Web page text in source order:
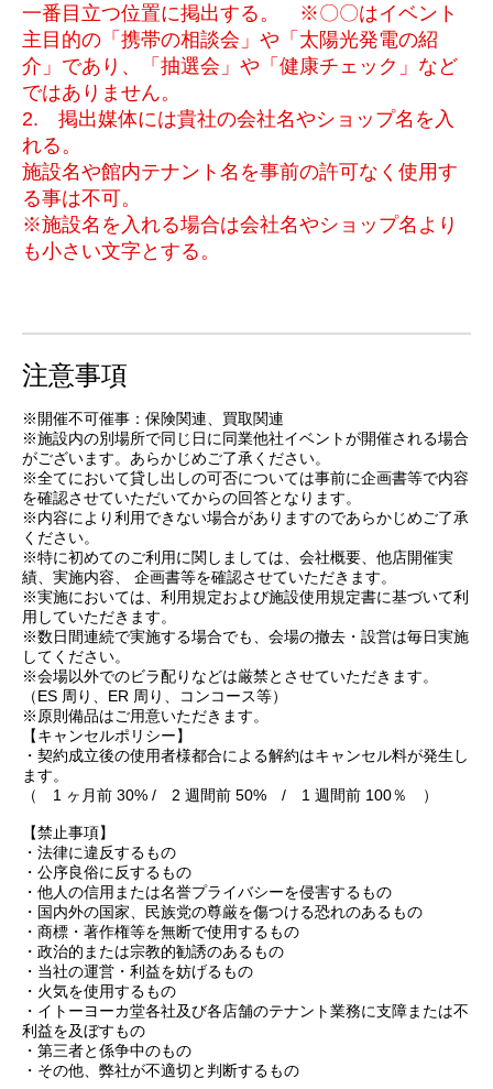
一番目立つ位置に掲出する。 ※〇〇はイベント
主目的の「携帯の相談会」や「太陽光発電の紹
介」であり、「抽選会」や「健康チェック」など
ではありません。
2. 掲出媒体には貴社の会社名やショップ名を入
れる。
施設名や館内テナント名を事前の許可なく使用す
る事は不可。
※施設名を入れる場合は会社名やショップ名より
も小さい文字とする。
注意事項
※開催不可催事：保険関連、買取関連
※施設内の別場所で同じ日に同業他社イベントが開催される場合
がございます。あらかじめご了承ください。
※全てにおいて貸し出しの可否については事前に企画書等で内容
を確認させていただいてからの回答となります。
※内容により利用できない場合がありますのであらかじめご了承
ください。
※特に初めてのご利用に関しましては、会社概要、他店開催実
績、実施内容、 企画書等を確認させていただきます。
※実施においては、利用規定および施設使用規定書に基づいて利
用していただきます。
※数日間連続で実施する場合でも、会場の撤去・設営は毎日実施
してください。
※会場以外でのビラ配りなどは厳禁とさせていただきます。
（ES 周り、ER 周り、コンコース等）
※原則備品はご用意いただきます。
【キャンセルポリシー】
・契約成立後の使用者様都合による解約はキャンセル料が発生し
ます。
（ 1 ヶ月前 30% / 2 週間前 50% / 1 週間前 100％ ）
【禁止事項】
・法律に違反するもの
・公序良俗に反するもの
・他人の信用または名誉プライバシーを侵害するもの
・国内外の国家、民族党の尊厳を傷つける恐れのあるもの
・商標・著作権等を無断で使用するもの
・政治的または宗教的勧誘のあるもの
・当社の運営・利益を妨げるもの
・火気を使用するもの
・ イトーヨーカ堂各社及び各店舗のテナント業務に支障または不
利益を及ぼすもの
・第三者と係争中のもの
・その他、弊社が不適切と判断するもの